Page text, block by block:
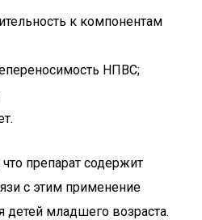
к компонентам
НПВС;
препарат содержит
с этим применение
детей младшего возраста.